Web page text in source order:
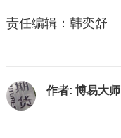
责任编辑：韩奕舒
作者: 博易大师